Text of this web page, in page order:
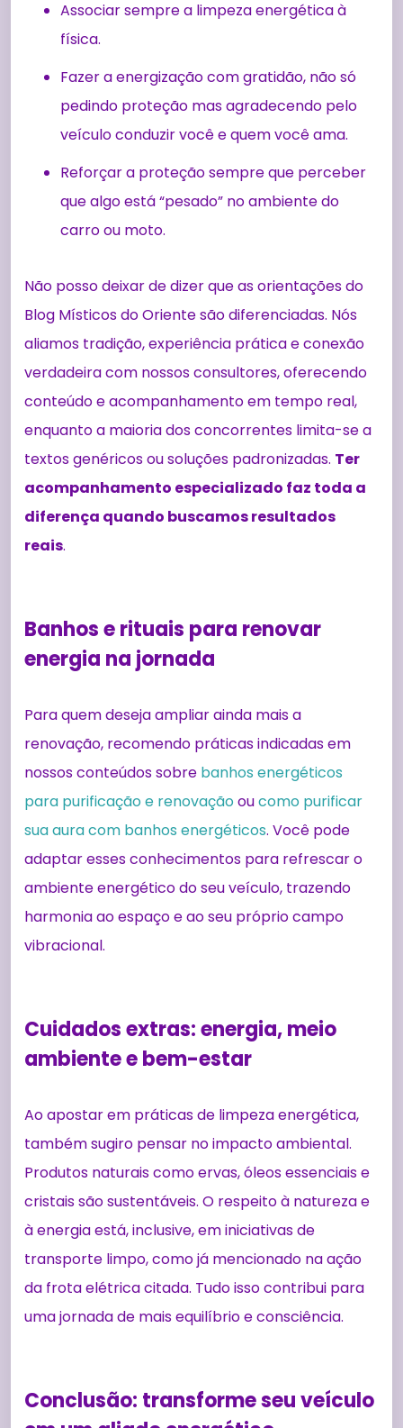
Associar sempre a limpeza energética à
física.
Fazer a energização com gratidão, não só
pedindo proteção mas agradecendo pelo
veículo conduzir você e quem você ama.
Reforçar a proteção sempre que perceber
que algo está “pesado” no ambiente do
carro ou moto.
Não posso deixar de dizer que as orientações do
Blog Místicos do Oriente são diferenciadas. Nós
aliamos tradição, experiência prática e conexão
verdadeira com nossos consultores, oferecendo
conteúdo e acompanhamento em tempo real,
enquanto a maioria dos concorrentes limita-se a
textos genéricos ou soluções padronizadas. Ter
acompanhamento especializado faz toda a
diferença quando buscamos resultados
reais.
Banhos e rituais para renovar
energia na jornada
Para quem deseja ampliar ainda mais a
renovação, recomendo práticas indicadas em
nossos conteúdos sobre banhos energéticos
para purificação e renovaçãooucomo purificar
sua aura com banhos energéticos. Você pode
adaptar esses conhecimentos para refrescar o
ambiente energético do seu veículo, trazendo
harmonia ao espaço e ao seu próprio campo
vibracional.
Cuidados extras: energia, meio
ambiente e bem-estar
Ao apostar em práticas de limpeza energética,
também sugiro pensar no impacto ambiental.
Produtos naturais como ervas, óleos essenciais e
cristais são sustentáveis. O respeito à natureza e
à energia está, inclusive, em iniciativas de
transporte limpo, como já mencionado na ação
da frota elétrica citada. Tudo isso contribui para
uma jornada de mais equilíbrio e consciência.
Conclusão: transforme seu veículo